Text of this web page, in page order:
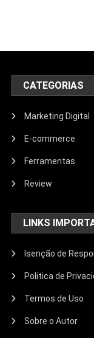
CATEGORIAS
Marketing Digital
E-commerce
Ferramentas
Review
LINKS
Isenção de
Politica de
Termos de Uso
Sobre o Autor